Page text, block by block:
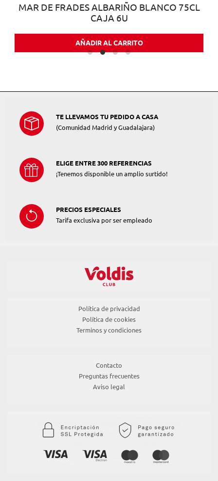
MAR DE FRADES ALBARIÑO BLANCO 75CL
CAJA 6U
AÑADIR AL CARRITO
TE LLEVAMOS TU PEDIDO A CASA
(Comunidad Madrid y Guadalajara)
ELIGE ENTRE 300 REFERENCIAS
¡Tenemos disponible un amplio surtido!
PRECIOS ESPECIALES
Tarifa exclusiva por ser empleado
Política de privacidad
Política de cookies
Terminos y condiciones
Contacto
Preguntas frecuentes
Aviso legal